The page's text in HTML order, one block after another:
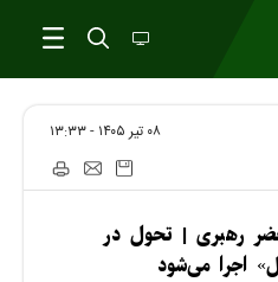
۰۸ تير ۱۴۰۵ - ۱۳:۳۳
رهبری | تحول در
اجرا می‌شود